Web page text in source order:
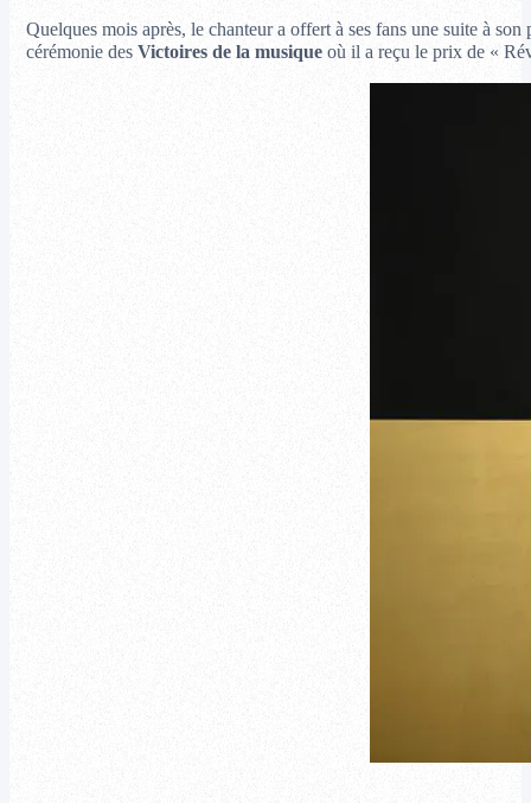
Quelques mois après, le chanteur a offert à ses fans une suite à
cérémonie des Victoires de la musiqueoù il a reçu le prix de «